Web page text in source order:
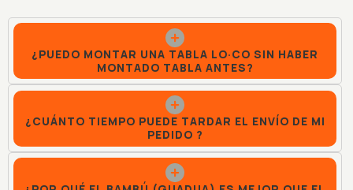
¿PUEDO MONTAR UNA TABLA LO·CO SIN HABER
MONTADO TABLA ANTES?
¿CUÁNTO TIEMPO PUEDE TARDAR EL ENVÍO DE MI
PEDIDO ?